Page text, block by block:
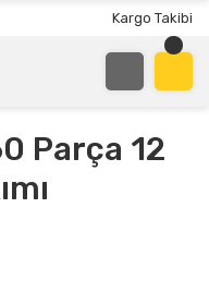
Kargo Takibi
Parça 12